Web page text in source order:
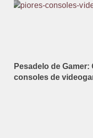
Pesadelo de
consoles de